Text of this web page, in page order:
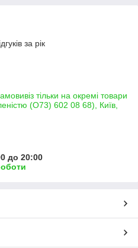
за рік
тільки на окремі товари
(О73) 602 08 68), Київ,
до 20:00